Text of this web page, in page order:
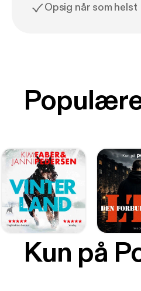
Opsig når som helst
Kun på